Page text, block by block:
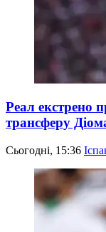
Реал екстрено
трансферу
Сьогодні, 15:36